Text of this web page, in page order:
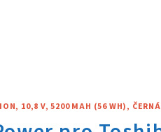
10,8 V, 5200 MAH (56 WH), ČERNÁ